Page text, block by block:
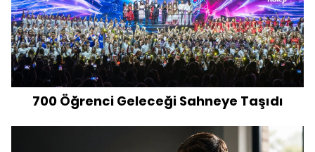
700 Öğrenci Geleceği Sahneye Taşıdı